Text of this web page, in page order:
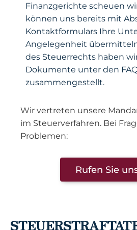
Finanzgerichte scheuen
können uns bereits mit
Kontaktformulars Ihre
Angelegenheit
des Steuerrechts haben
Dokumente unter den
zusammengestellt.
Wir vertreten unsere
im Steuerverfahren. Bei
Problemen:
Rufen Sie